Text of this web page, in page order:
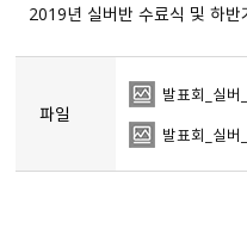
2019년 실버반 수료식 및 하
파일
발표회_실
발표회_실